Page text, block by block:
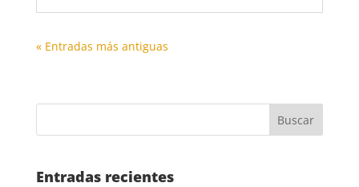
« Entradas más antiguas
Entradas recientes